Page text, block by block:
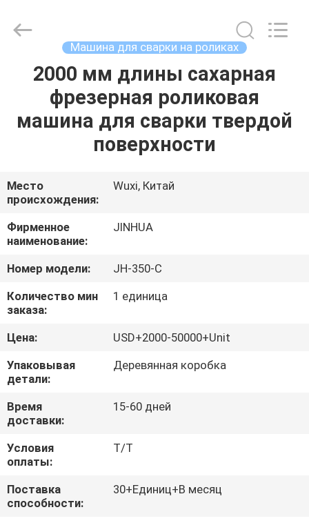
ДОМ
ПРОДУКТЫ
НАС
ПУТЕШЕСТВИЕ
ФАБРИКИ
ПРОВЕРКА
КАЧЕСТВА
СВЯЖИТЕСЬ
МЫ
НОВОСТИ
ЦИТАТУ
Copyright
(QINGDAO)
Машина для сварки на роликах
2000 мм длины сахарная
фрезерная роликовая
машина для сварки твердой
поверхности
Место
происхождения:
Wuxi, Китай
Фирменное
наименование:
JINHUA
Номер модели:
JH-350-C
Количество мин
заказа:
1 единица
Цена:
USD+2000-50000+Unit
Упаковывая
детали:
Деревянная коробка
Время
доставки:
15-60 дней
Условия
оплаты:
T/T
Поставка
способности:
30+Единиц+В месяц